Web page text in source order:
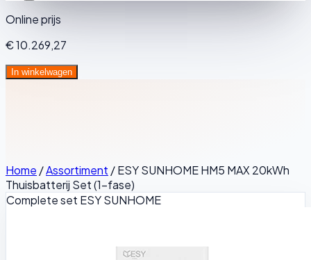
Online prijs
€ 10.269,27
In winkelwagen
Home /Assortiment /ESY SUNHOME HM5 MAX 20kWh
Thuisbatterij Set (1-fase)
Complete set ESY SUNHOME